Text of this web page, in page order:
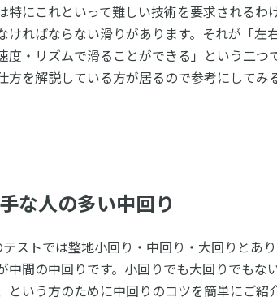
特にこれといって難しい技術を要求されるわ
ければならない滑りがあります。それが「左
度・リズムで滑ることができる」という二つ
方を解説している方が居るので参考にしてみ
な人の多い中回り
ストでは整地小回り・中回り・大回りとあ
中間の中回りです。小回りでも大回りでもな
という方のために中回りのコツを簡単にご紹